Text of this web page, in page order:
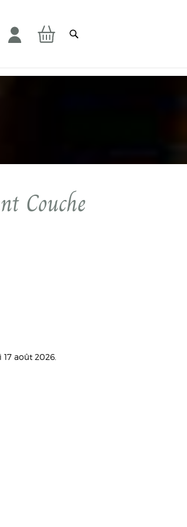
Couche
août 2026.